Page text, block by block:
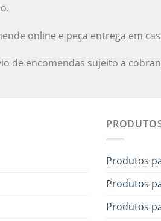
online e peça entrega em
de encomendas sujeito a
Produtos
Produtos
Produtos